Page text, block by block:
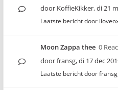
door KoffieKikker,di 21
Laatste bericht door
Moon Zappa thee 0
doorfransg,di 17 dec
Laatste bericht doorfransg